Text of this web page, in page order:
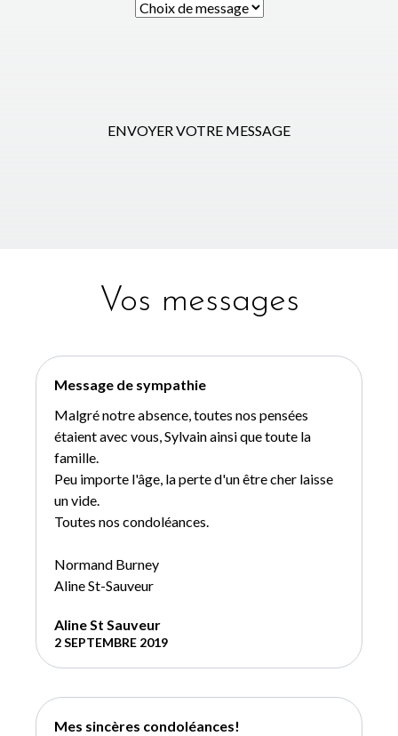
ENVOYER VOTRE MESSAGE
Vos messages
Message de sympathie
Malgré notre absence, toutes nos pensées
étaient avec vous, Sylvain ainsi que toute la
famille.
Peu importe l'âge, la perte d'un être cher laisse
un vide.
Toutes nos condoléances.
Normand Burney
Aline St-Sauveur
Aline St Sauveur
2 SEPTEMBRE 2019
Mes sincères condoléances!